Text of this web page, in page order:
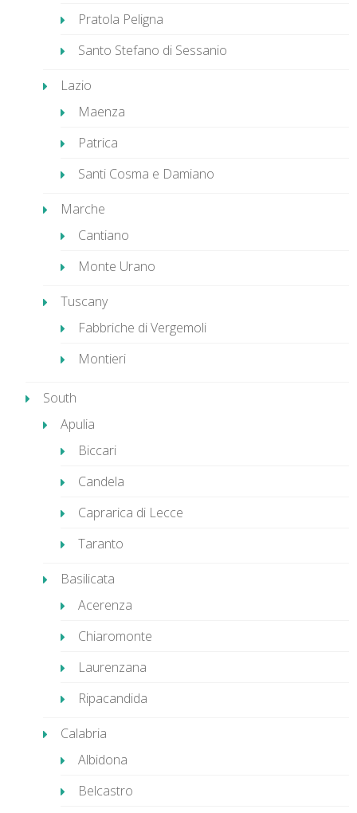
Pratola Peligna
Santo Stefano di Sessanio
Lazio
Maenza
Patrica
Santi Cosma e Damiano
Marche
Cantiano
Monte Urano
Tuscany
Fabbriche di Vergemoli
Montieri
South
Apulia
Biccari
Candela
Caprarica di Lecce
Taranto
Basilicata
Acerenza
Chiaromonte
Laurenzana
Ripacandida
Calabria
Albidona
Belcastro